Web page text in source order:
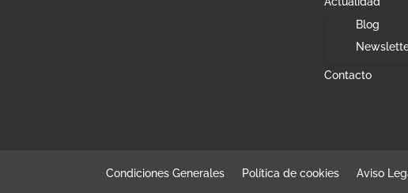
Blog
Contacto
Condiciones Generales Política de cookies Aviso